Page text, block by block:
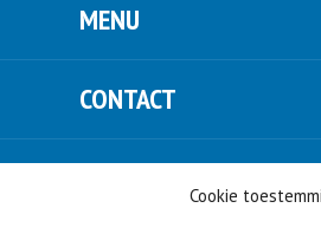
Cookie
MENU
CONTACT